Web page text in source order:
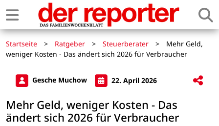
Startseite > Ratgeber > Steuerberater >
Mehr Geld,
weniger Kosten - Das ändert sich 2026 für Verbraucher
Gesche Muchow 22. April 2026
Mehr Geld, weniger Kosten - Das
ändert sich 2026 für Verbraucher